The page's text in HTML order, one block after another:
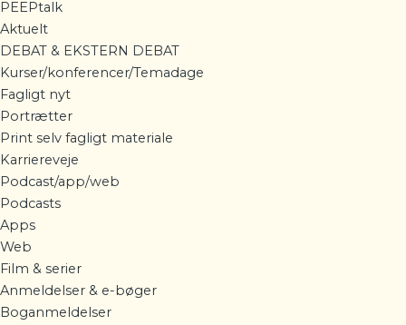
PEEPtalk
Aktuelt
DEBAT & EKSTERN DEBAT
Kurser/konferencer/Temadage
Fagligt nyt
Portrætter
Print selv fagligt materiale
Karriereveje
Podcast/app/web
Podcasts
Apps
Web
Film & serier
Anmeldelser & e-bøger
Boganmeldelser